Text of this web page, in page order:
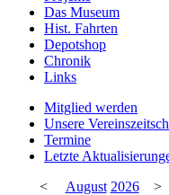
Das Museum
Hist. Fahrten
Depotshop
Chronik
Links
Mitglied werden
Unsere
Termine
Letzte
<
August 2026
>